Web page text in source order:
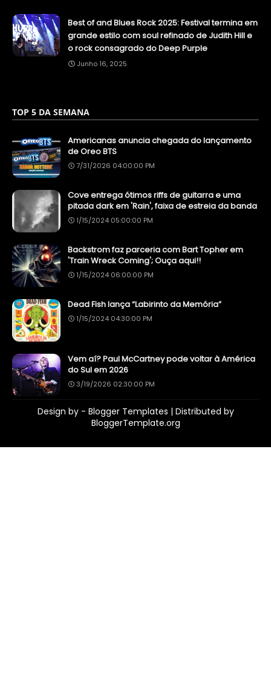
Best of and Blues Rock 2025: Festival termina em
grande estilo com soul refinado de Judith Hill e
o rock consagrado do Deep Purple
Junho 16, 2025
TOP 5 DA SEMANA
Americanas anuncia chegada do lançamento
de Oreo BTS
7/31/2026 04:00:00 PM
Cove entrega ótimos riffs de guitarra e uma
pitada dark em 'Rain', faixa de estreia da banda
1/15/2024 05:00:00 PM
Backstrom faz parceria com Bart Topher em
'Train Wreck Coming'; Ouça aqui!!
1/15/2024 06:00:00 PM
Dead Fish lança “Labirinto da Memória”
1/15/2024 04:30:00 PM
Vem aí? Paul McCartney pode voltar à América
do Sul em 2026
3/19/2026 02:30:00 PM
Design by - Blogger Templates | Distributed by
BloggerTemplate.org